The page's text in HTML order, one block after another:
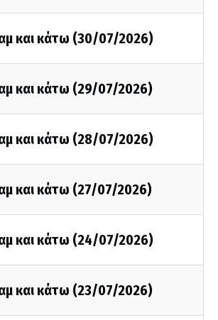
και κάτω (30/07/2026)
και κάτω (29/07/2026)
και κάτω (28/07/2026)
και κάτω (27/07/2026)
και κάτω (24/07/2026)
και κάτω (23/07/2026)